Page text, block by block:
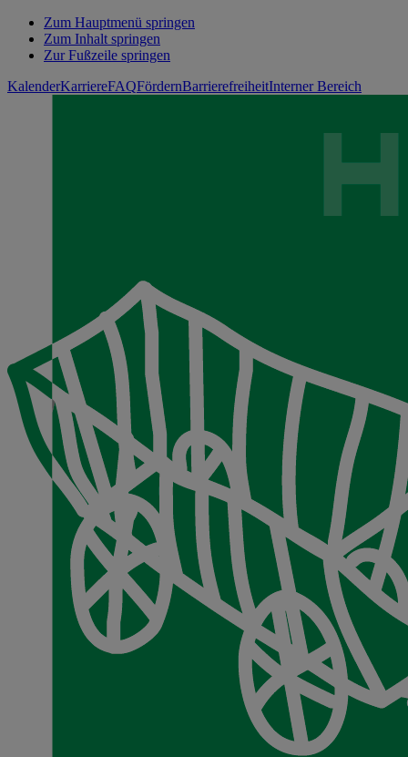
Zum Hauptmenü springen
Zum Inhalt springen
Zur Fußzeile springen
KalenderKarriereFAQFördernBarrierefreiheitInterner Bereich